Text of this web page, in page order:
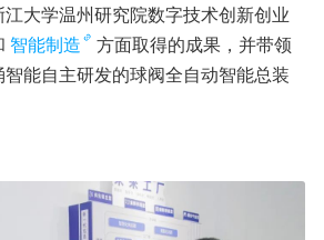
大学温州研究院数字技术创新创业
智能制造
方面取得的成果，并带领
能自主研发的球阀全自动智能总装